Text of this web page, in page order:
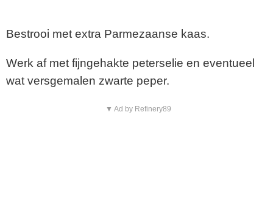
Bestrooi met extra Parmezaanse kaas.
Werk af met fijngehakte peterselie en eventueel
wat versgemalen zwarte peper.
▼ Ad by Refinery89